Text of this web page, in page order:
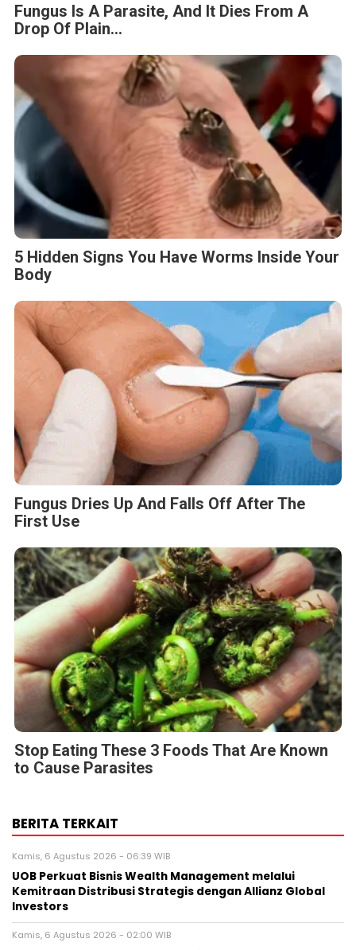
Fungus Is A Parasite, And It Dies From A
Drop Of Plain...
5 Hidden Signs You Have Worms Inside Your
Body
Fungus Dries Up And Falls Off After The
First Use
Stop Eating These 3 Foods That Are Known
to Cause Parasites
BERITA TERKAIT
Kamis, 6 Agustus 2026 - 06:39 WIB
UOB Perkuat Bisnis Wealth Management melalui
Kemitraan Distribusi Strategis dengan Allianz Global
Investors
Kamis, 6 Agustus 2026 - 02:00 WIB